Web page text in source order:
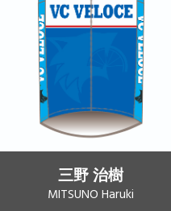
三野 治樹
MITSUNO Haruki